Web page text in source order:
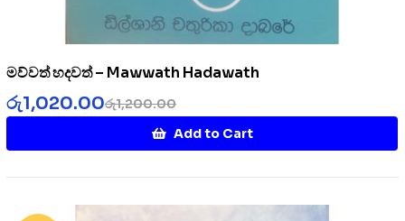
මව්වත් හදවත් – Mawwath Hadawath
රු1,200.00
රු1,020.00
Add to Cart